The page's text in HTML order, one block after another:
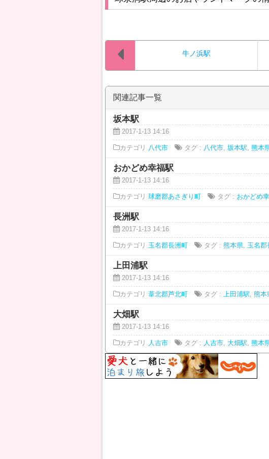
牛ノ浜駅
関連記事一覧
坂本駅
2017-1-13 14:16
カテゴリ 八代市 タグ : 八代市, 坂本駅 熊本
おかどめ幸福駅
2017-1-13 14:16
カテゴリ 球磨郡あさぎり町 タグ : おかどめ
長洲駅
2017-1-13 14:16
カテゴリ 玉名郡長洲町 タグ : 熊本県, 玉名郡
上田浦駅
2017-1-13 14:16
カテゴリ 葦北郡芦北町 タグ : 上田浦駅 熊本
大畑駅
2017-1-13 14:16
カテゴリ 人吉市 タグ : 人吉市, 大畑駅 熊本